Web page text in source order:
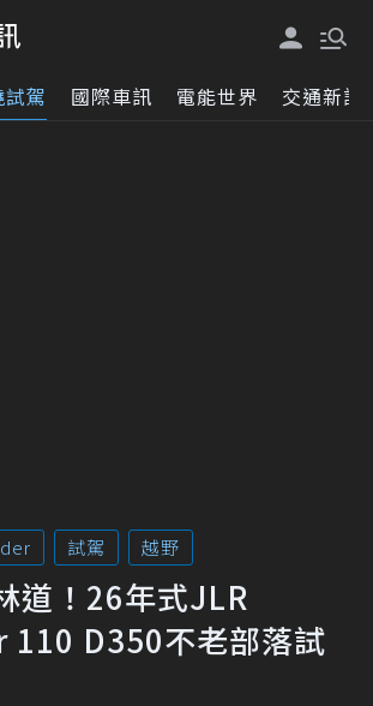
駕 國際車訊 電能世界 交通新訊
試駕 越野
道！26年式JLR
D350不老部落試